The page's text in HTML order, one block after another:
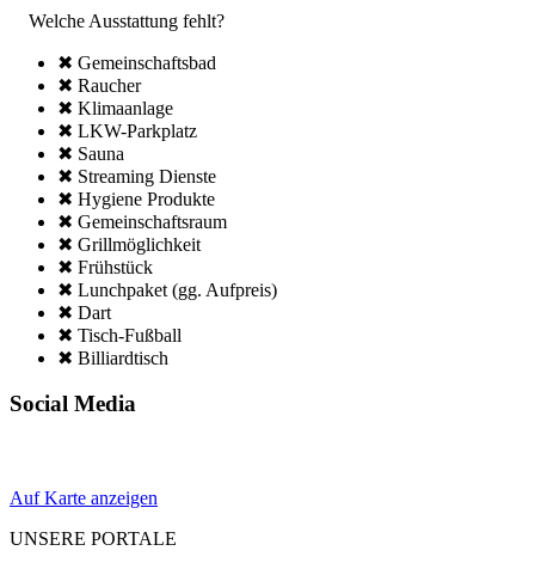
Welche Ausstattung fehlt?
✖ Gemeinschafts­bad
✖ Raucher
✖ Klima­anlage
✖ LKW-Parkplatz
✖ Sauna
✖ Streaming Dienste
✖ Hygiene Produkte
✖ Gemeinschafts­raum
✖ Grillmöglich­keit
✖ Frühstück
✖ Lunchpaket (gg. Aufpreis)
✖ Dart
✖ Tisch-Fußball
✖ Billiardtisch
Social Media
Auf Karte anzeigen
UNSERE PORTALE